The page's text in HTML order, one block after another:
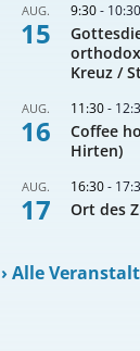
AUG.
15
9:30- 10:30
Kreuz /
AUG.
16
11:30-
Coffee
Hirten)
AUG.
17
16:30-
Ort des
›Alle